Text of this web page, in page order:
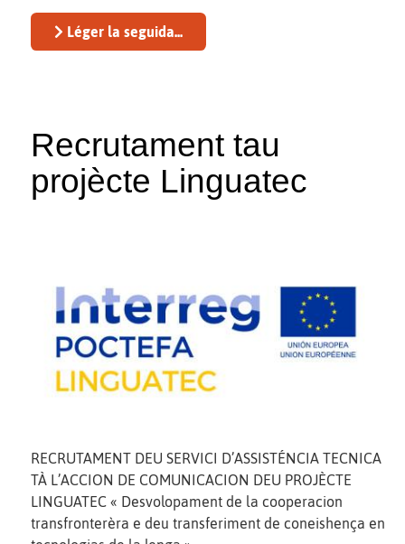
Léger la seguida...
Recrutament tau
projècte Linguatec
RECRUTAMENT DEU SERVICI D’ASSISTÉNCIA TECNICA
TÀ L’ACCION DE COMUNICACION DEU PROJÈCTE
LINGUATEC « Desvolopament de la cooperacion
transfronterèra e deu transferiment de coneishença en